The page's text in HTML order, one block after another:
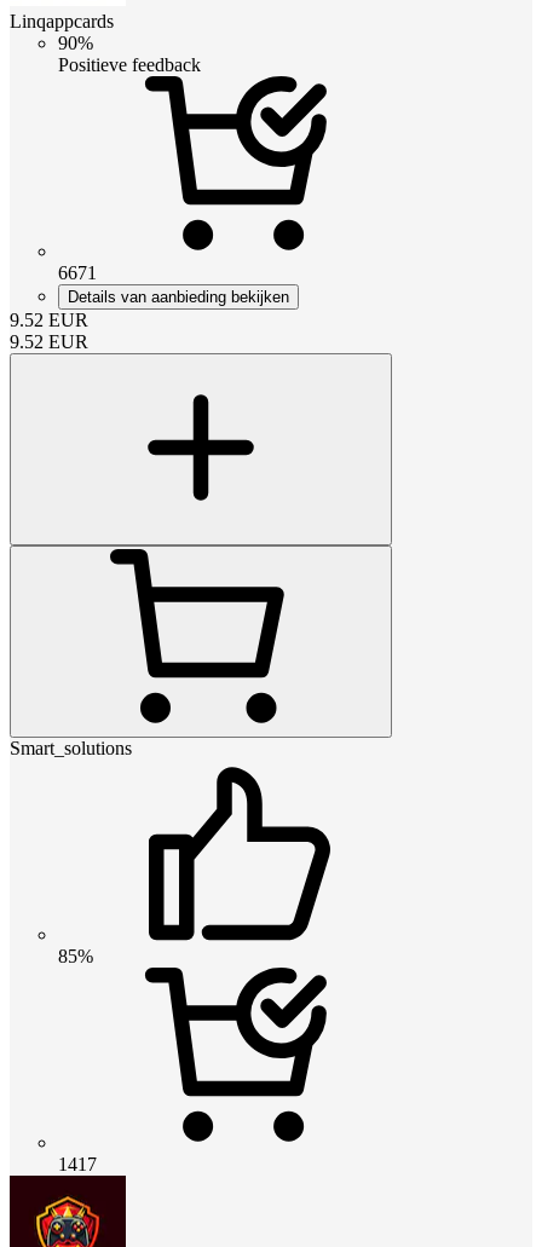
Linqappcards
90%
Positieve feedback
6671
Details van aanbieding bekijken
9.52 EUR
9.52 EUR
Smart_solutions
85%
1417